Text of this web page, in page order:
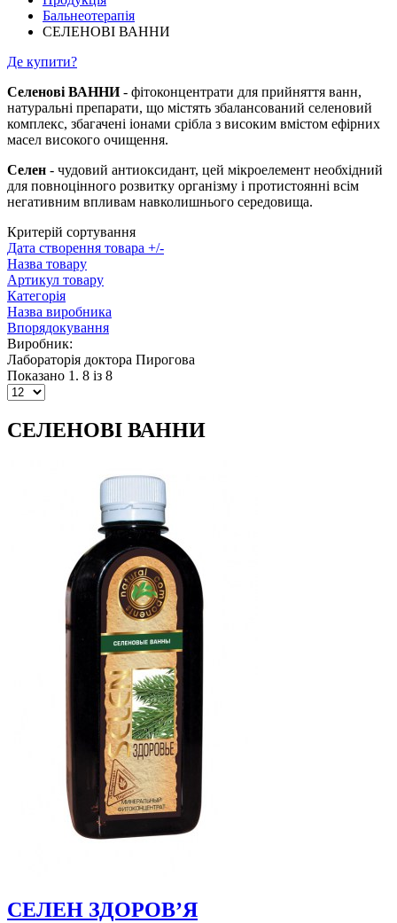
Бальнеотерапія
СЕЛЕНОВІ ВАННИ
Де купити?
Селенові ВАННИ- фітоконцентрати для прийняття ванн,
натуральні препарати, що містять збалансований селеновий
комплекс, збагачені іонами срібла з високим вмістом ефірних
масел високого очищення.
Селен - чудовий антиоксидант, цей мікроелемент необхідний
для повноцінного розвитку організму і протистоянні всім
негативним впливам навколишнього середовища.
Критерій сортування
Дата створення товара +/-
Назва товару
Артикул товару
Категорія
Назва виробника
Впорядокування
Виробник:
Лабораторiя доктора Пирогова
Показано 1. 8 із 8
СЕЛЕНОВІ ВАННИ
СЕЛЕН ЗДОРОВ’Я